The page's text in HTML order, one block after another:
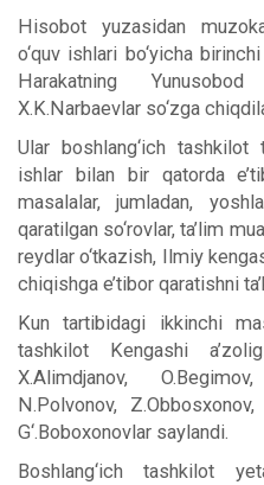
Hisobot yuzasidan
o‘quv ishlari bo‘yicha
Harakatning
X.K.Narbaevlar so‘zga
Ular boshlang‘ich tashkilot
ishlar bilan bir qatorda
masalalar, jumladan,
qaratilgan so‘rovlar, ta’lim
reydlar o‘tkazish, Ilmiy
chiqishga e’tibor qaratishni
Kun tartibidagi ikkinchi
tashkilot Kengashi
X.Alimdjanov,
N.Polvonov,
G‘.Boboxonovlar saylandi.
Boshlang‘ich tashkilot